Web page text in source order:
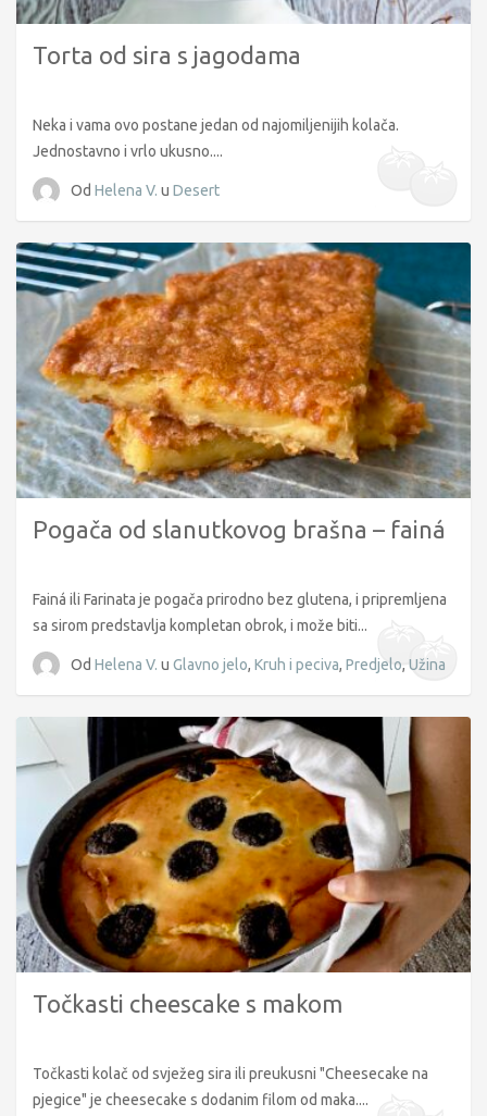
Torta od sira s jagodama
Neka i vama ovo postane jedan od najomiljenijih kolača.
Jednostavno i vrlo ukusno....
Od Helena V. u Desert
Pogača od slanutkovog brašna – fainá
Fainá ili Farinata je pogača prirodno bez glutena, i pripremljena
sa sirom predstavlja kompletan obrok, i može biti...
Od Helena V. u Glavno jelo, Kruh i peciva, Predjelo, Užina
Točkasti cheescake s makom
Točkasti kolač od svježeg sira ili preukusni "Cheesecake na
pjegice" je cheesecake s dodanim filom od maka....